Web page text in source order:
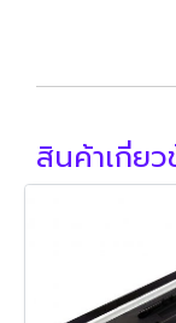
สินค้าเกี่ย